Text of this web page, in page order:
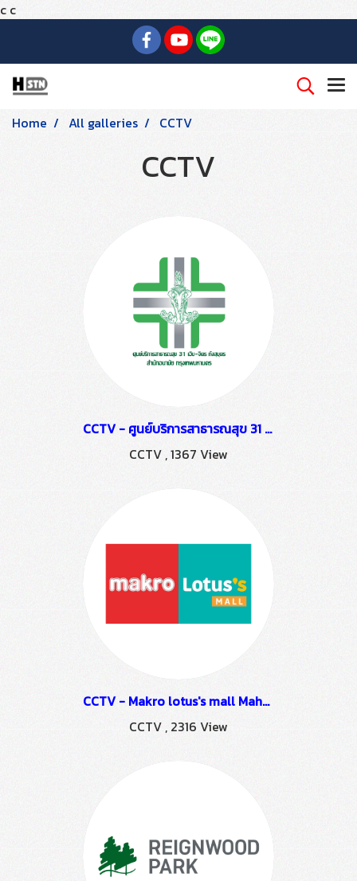
c c
Home All galleries CCTV
CCTV
CCTV - ศูนย์บริการสาธารณสุข 31 กรุงเทพ
CCTV ,1367 View
CCTV - Makro lotus's mall Mahachai
CCTV , 2316 View